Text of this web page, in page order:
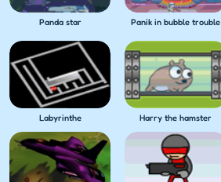
Panda star Panik in bubble trouble
Labyrinthe Harry the hamster